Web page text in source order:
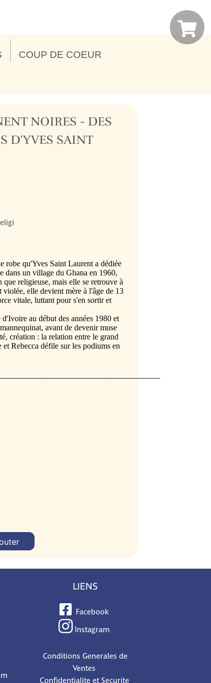
COUP DE COEUR
NOIRES - DES
D'YVES SAINT
LIENS
Facebook
Instagram
Conditions Generales de
Ventes
Confidentialite et Securite